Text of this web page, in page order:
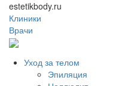
estetikbody.ru
Клиники
Врачи
Уход за телом
Эпиляция